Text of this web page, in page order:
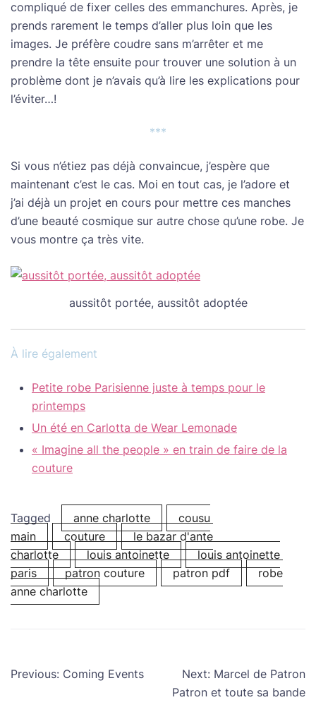
compliqué de fixer celles des emmanchures. Après, je
prends rarement le temps d’aller plus loin que les
images. Je préfère coudre sans m’arrêter et me
prendre la tête ensuite pour trouver une solution à un
problème dont je n’avais qu’à lire les explications pour
l’éviter…!
***
Si vous n’étiez pas déjà convaincue, j’espère que
maintenant c’est le cas. Moi en tout cas, je l’adore et
j’ai déjà un projet en cours pour mettre ces manches
d’une beauté cosmique sur autre chose qu’une robe. Je
vous montre ça très vite.
aussitôt portée, aussitôt adoptée
À lire également
Petite robe Parisienne juste à temps pour le
printemps
Un été en Carlotta de Wear Lemonade
« Imagine all the people » en train de faire de la
couture
Tagged anne charlotte
cousu
main
couture
le bazar d'ante
charlotte
louis antoinette
louis antoinette
paris
patron couture patron pdf
robe
anne charlotte
Navigation
Previous: Coming Events Next: Marcel de Patron
Patron et toute sa bande